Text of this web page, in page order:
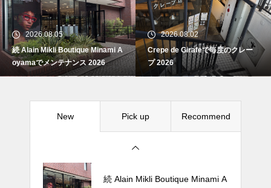
2026.08.05
続 Alain Mikli Boutique Minami A
oyamaでメンテナンス 2026
2026.08.02
Crepe de Girafeで毎度のクレー
プ 2026
New Pick up Recommend
oyamaでメンテナンス 2026
Crepe de Girafeで毎度のクレー
プ 2026
続 Alain Mikli Boutique Minami A